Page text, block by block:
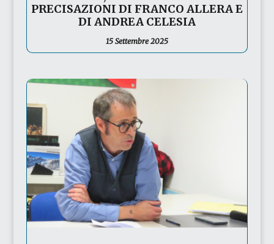
PRECISAZIONI DI FRANCO ALLERA E
DI ANDREA CELESIA
15 Settembre 2025